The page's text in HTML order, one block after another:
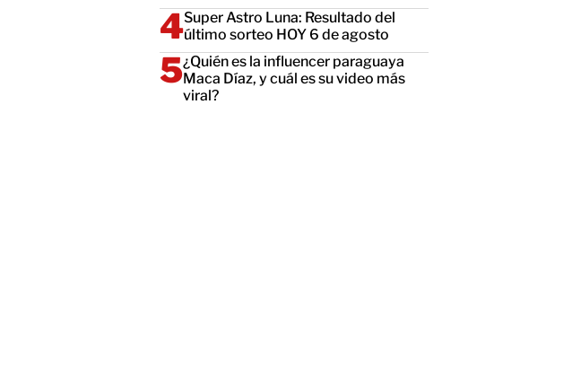
Super Astro Luna: Resultado del
último sorteo HOY 6 de agosto
¿Quién es la influencer paraguaya
Maca Díaz, y cuál es su video más
viral?